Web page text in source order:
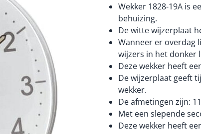
Wekker 1828-19A is
behuizing.
De witte wijzerplaat
Wanneer er overdag
wijzers in het donker
Deze wekker heeft
De wijzerplaat geeft
wekker.
De afmetingen zijn:
Met een slepende
Deze wekker heeft